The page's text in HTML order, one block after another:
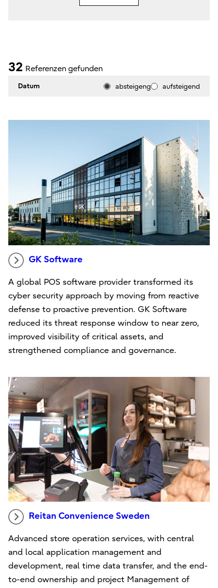
32 Referenzen gefunden
Datum absteigeng aufsteigend
GK Software
A global POS software provider transformed its
cyber security approach by moving from reactive
defense to proactive prevention. GK Software
reduced its threat response window to near zero,
improved visibility of critical assets, and
strengthened compliance and governance.
Reitan Convenience Sweden
Advanced store operation services, with central
and local application management and
development, real time data transfer, and the end-
to-end ownership and project Management of